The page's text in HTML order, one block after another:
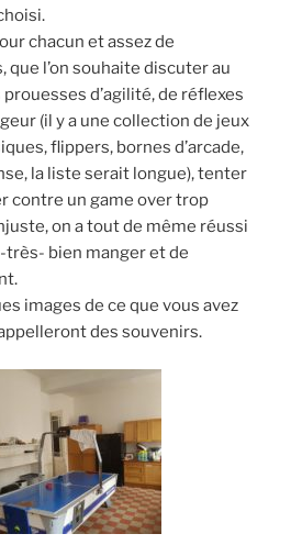
chacun et assez de
l’on souhaite discuter au
d’agilité, de réflexes
(il y a une collection de jeux
flippers, bornes d’arcade,
la liste serait longue), tenter
contre un game over trop
on a tout de même réussi
bien manger et de
images de ce que vous avez
des souvenirs.